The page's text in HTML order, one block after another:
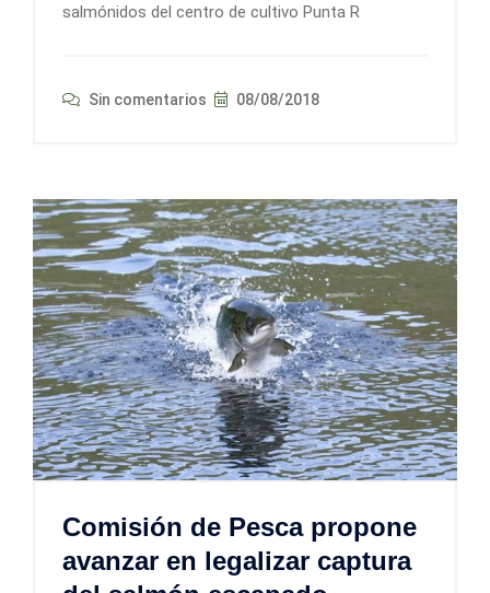
salmónidos del centro de cultivo Punta R
Sin comentarios 08/08/2018
Comisión de Pesca propone
avanzar en legalizar captura